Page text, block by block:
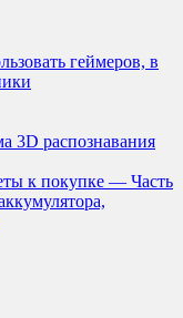
геймеров, в
3D распознавания
к покупке — Часть